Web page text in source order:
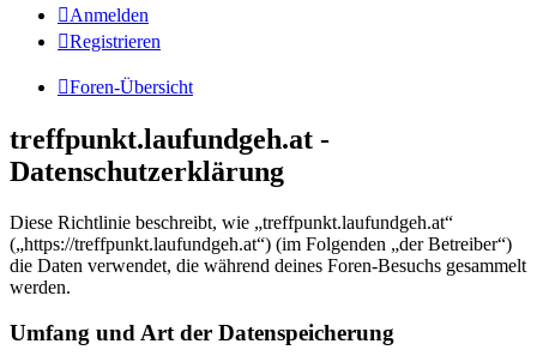
Anmelden
Registrieren
Foren-Übersicht
treffpunkt.laufundgeh.at -
Datenschutzerklärung
Diese Richtlinie beschreibt, wie „treffpunkt.laufundgeh.at“
(„https://treffpunkt.laufundgeh.at“) (im Folgenden „der Betreiber“)
die Daten verwendet, die während deines Foren-Besuchs gesammelt
werden.
Umfang und Art der Datenspeicherung